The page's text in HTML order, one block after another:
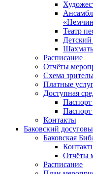
Театр
Расписание
Отчёты
Схема
Платные
Доступная
Контакты
Баковский
Баковская
Отчёты
Расписание